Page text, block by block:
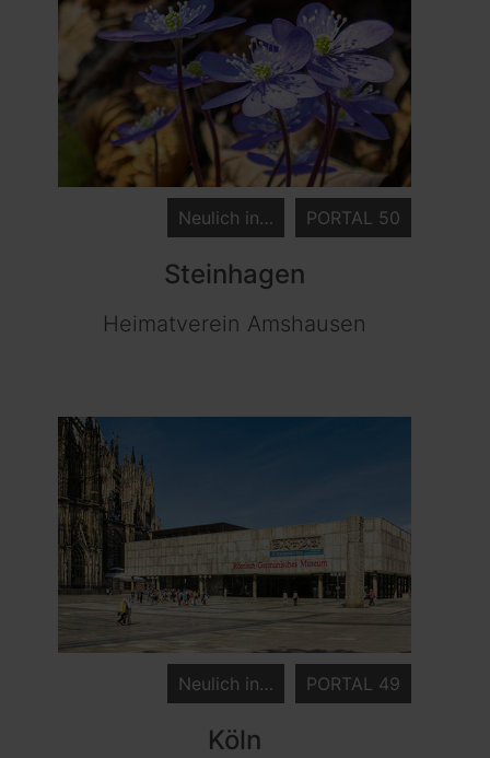
PORTAL 50
Neulich in…
Steinhagen
Heimatverein Amshausen
PORTAL 49
Neulich in…
Köln